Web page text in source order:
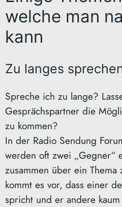
welche man
kann
Zu langes
Spreche ich zu lange?
Gesprächspartner die
zu kommen?
In der Radio Sendung
werden oft zwei „Gegner“
zusammen über ein
kommt es vor, dass einer
spricht und er andere